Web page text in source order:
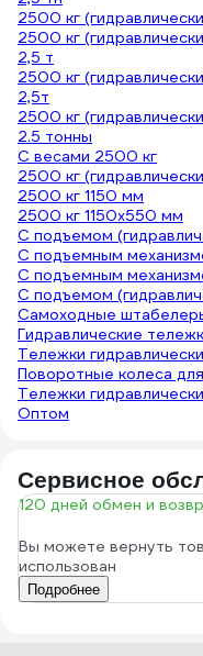
2500 кг
2500 кг
2,5 т
2500 кг
2,5т
2500 кг
2.5 тонны
С весами 2500 кг
2500 кг
2500 кг 1150 мм
2500 кг 1150х550 мм
С подъемом
С подъемным
С подъемным
С подъемом
Самоходные
Гидравлические
Тележки
Поворотные колеса
Тележки
Оптом
Сервисное
120 дней обмен и
Вы можете вернуть
использован
Подробнее